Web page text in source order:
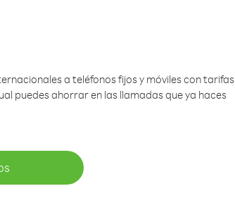
a teléfonos fijos y móviles con tarifas
puedes ahorrar en las llamadas que ya haces